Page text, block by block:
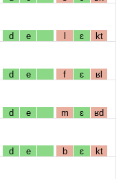
d e l ɛ kt
d e f ɛ ʁl
d e m ɛ ʁd
d e b ɛ kt